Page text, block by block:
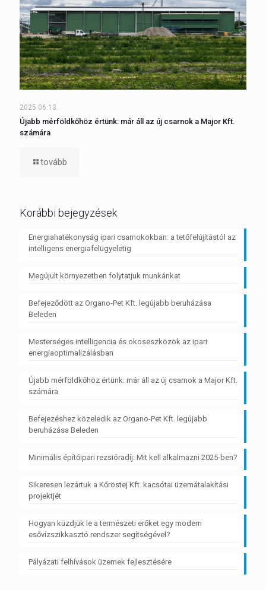
2025.06.13.
Újabb mérföldkőhöz értünk: már áll az új csarnok a Major Kft.
számára
tovább
Korábbi bejegyzések
Energiahatékonyság ipari csarnokokban: a tetőfelújítástól az
intelligens energiafelügyeletig
Megújult környezetben folytatjuk munkánkat
Befejeződött az Organo-Pet Kft. legújabb beruházása
Beleden
Mesterséges intelligencia és okoseszközök az ipari
energiaoptimalizálásban
Újabb mérföldkőhöz értünk: már áll az új csarnok a Major Kft.
számára
Befejezéshez közeledik az Organo-Pet Kft. legújabb
beruházása Beleden
Minimális építőipari rezsióradíj: Mit kell alkalmazni 2025-ben?
Sikeresen lezártuk a Kőröstej Kft. kacsótai üzemátalakítási
projektjét
Hogyan küzdjük le a természeti erőket egy modern
esővízszikkasztó rendszer segítségével?
Pályázati felhívások üzemek fejlesztésére